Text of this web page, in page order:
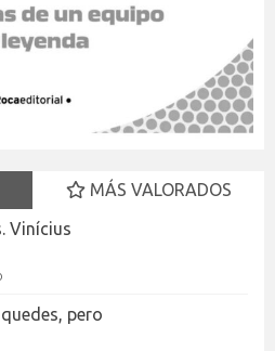
MÁS VALORADOS
Vinícius
pero